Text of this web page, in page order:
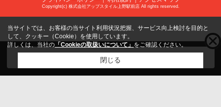
Copyright(c) 株式会社アップスタイル上野駅前店 All rights reserved.
こちらの物件をご覧の方にお勧めな物件
当サイトでは、お客様の当サイト利用状況把握、サービス向上検討を目的と
して、クッキー（Cookie）を使用しています。
詳しくは、当社の 「Cookieの取扱いについて」 をご確認ください。
閉じる